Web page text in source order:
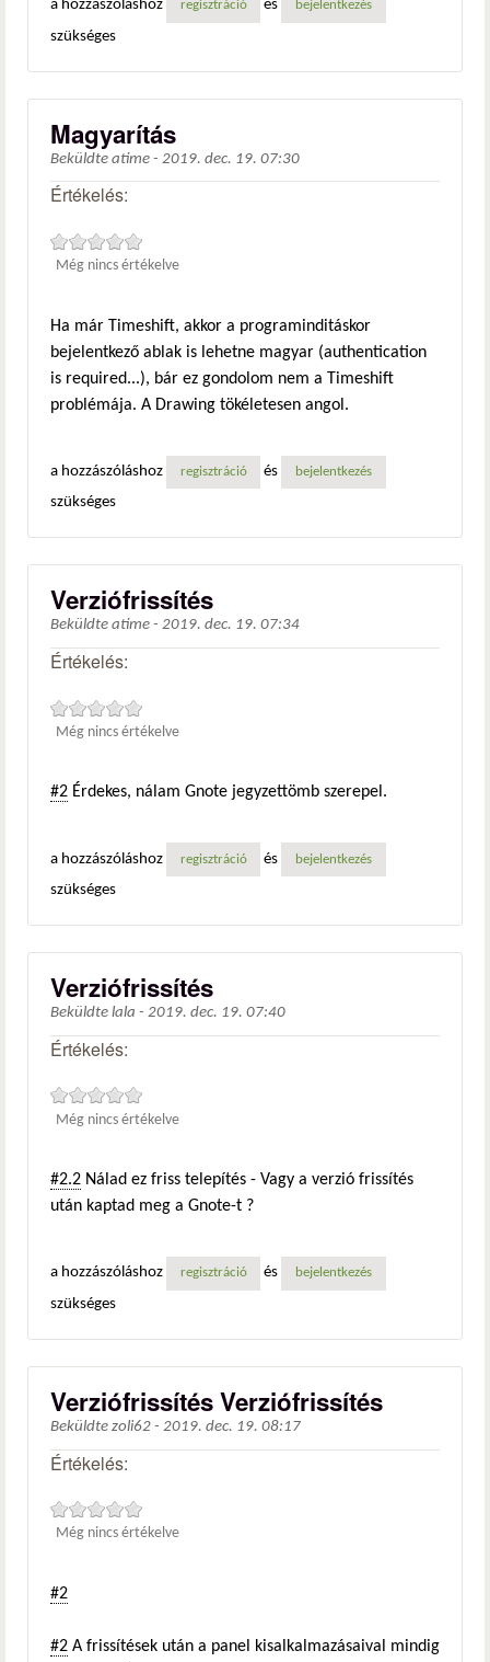
a hozzászóláshoz regisztráció és bejelentkezés
szükséges
Magyarítás
Beküldte atime - 2019. dec. 19. 07:30
Értékelés:
Még nincs értékelve
Ha már Timeshift, akkor a programinditáskor
bejelentkező ablak is lehetne magyar (authentication
is required...), bár ez gondolom nem a Timeshift
problémája. A Drawing tökéletesen angol.
a hozzászóláshoz regisztráció és bejelentkezés
szükséges
Verziófrissítés
Beküldte atime - 2019. dec. 19. 07:34
Értékelés:
Még nincs értékelve
#2 Érdekes, nálam Gnote jegyzettömb szerepel.
a hozzászóláshoz regisztráció és bejelentkezés
szükséges
Verziófrissítés
Beküldte lala - 2019. dec. 19. 07:40
Értékelés:
Még nincs értékelve
#2.2 Nálad ez friss telepítés - Vagy a verzió frissítés
után kaptad meg a Gnote-t ?
a hozzászóláshoz regisztráció és bejelentkezés
szükséges
Verziófrissítés Verziófrissítés
Beküldte zoli62 - 2019. dec. 19. 08:17
Értékelés:
Még nincs értékelve
#2
#2 A frissítések után a panel kisalkalmazásaival mindig